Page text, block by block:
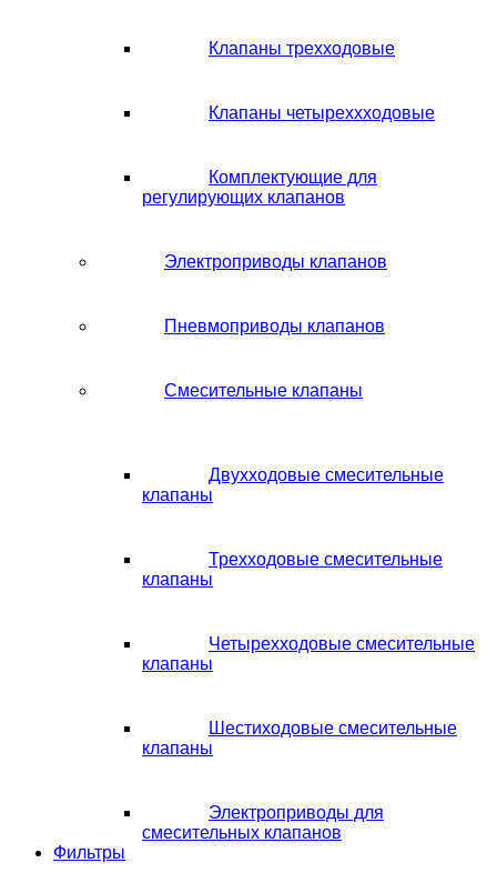
Клапаны трехходовые
Клапаны четыреххходовые
Комплектующие для
регулирующих клапанов
Электроприводы клапанов
Пневмоприводы клапанов
Смесительные клапаны
Двухходовые смесительные
клапаны
Трехходовые смесительные
клапаны
Четырехходовые смесительные
клапаны
Шестиходовые смесительные
клапаны
Электроприводы для
смесительных клапанов
Фильтры